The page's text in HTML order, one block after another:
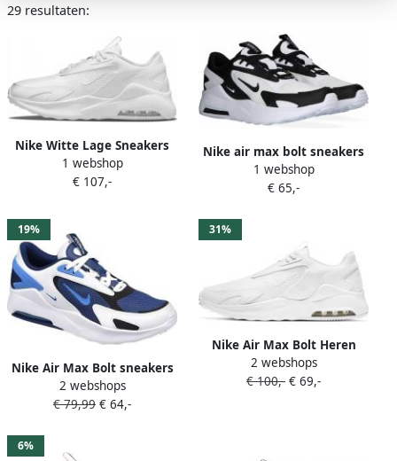
29 resultaten:
Nike Witte Lage Sneakers
Air Max Bolt Wmns
1 webshop
€ 107,-
Nike air max bolt sneakers
wit zwart kinderen
1 webshop
€ 65,-
19%
Nike Air Max Bolt sneakers
blauw kobaltblauw wit
zwart
2 webshops
€ 79,99 € 64,-
31%
Nike Air Max Bolt Heren
Sneaker Wit Doos zonder
deksel
2 webshops
€ 100,- € 69,-
6%